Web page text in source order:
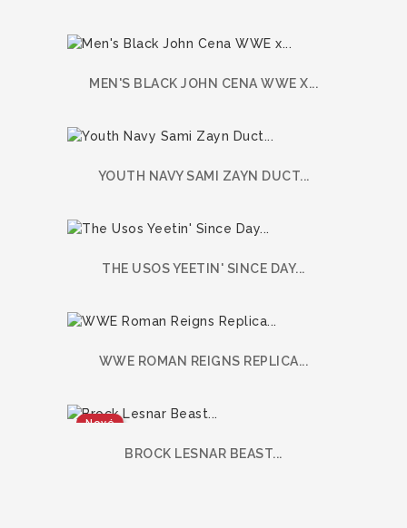
MEN'S BLACK JOHN CENA WWE X...
YOUTH NAVY SAMI ZAYN DUCT...
THE USOS YEETIN' SINCE DAY...
WWE ROMAN REIGNS REPLICA...
Nové
BROCK LESNAR BEAST...